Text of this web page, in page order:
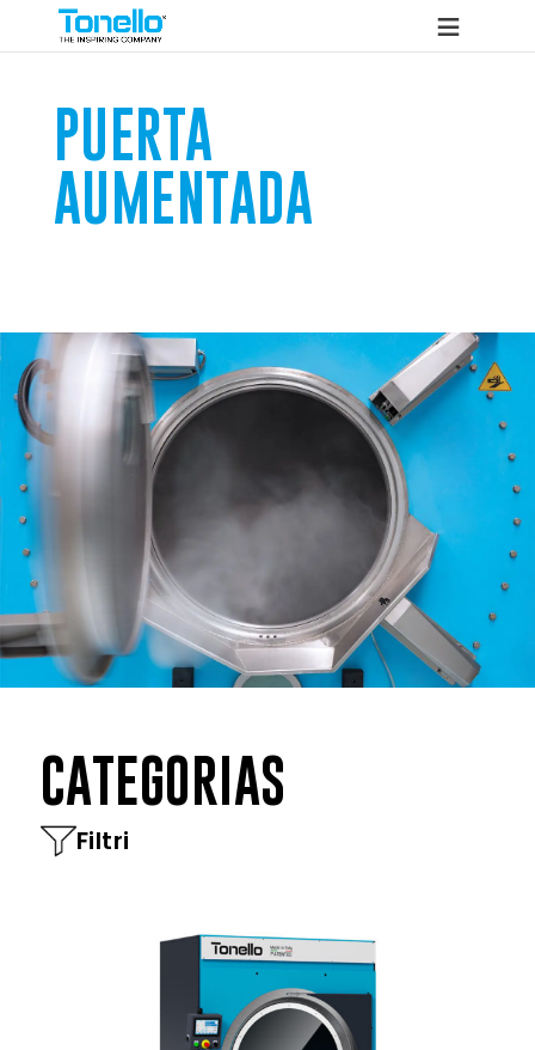
PUERTA
AUMENTADA
CATEGORIAS
Filtri